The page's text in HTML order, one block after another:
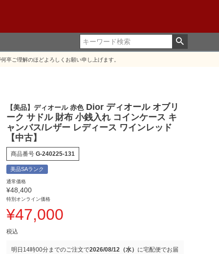
卒ご理解のほどよろしくお願い申し上げます。
【美品】ディオール 赤色 Dior ディオール オブリ
ーク サドル 財布 小銭入れ コインケース キ
ャンバス/レザー レディース ワインレッド
【中古】
商品番号 G-240225-131
美品SAランク
通常価格
¥48,400
特別オンライン価格
¥47,000
税込
明日 14時00分までのご注文で2026/08/12（水） に宅配便でお届